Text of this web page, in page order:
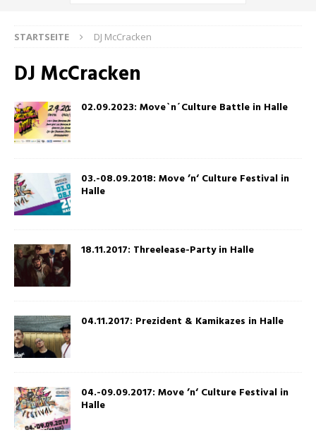
STARTSEITE DJ McCracken
DJ McCracken
02.09.2023: Move`n´Culture Battle in Halle
03.-08.09.2018: Move ’n‘ Culture Festival in
Halle
18.11.2017: Threelease-Party in Halle
04.11.2017: Prezident & Kamikazes in Halle
04.-09.09.2017: Move ’n‘ Culture Festival in
Halle